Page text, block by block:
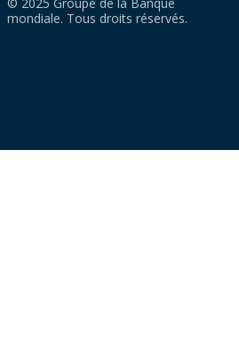
mondiale. Tous droits réservés.